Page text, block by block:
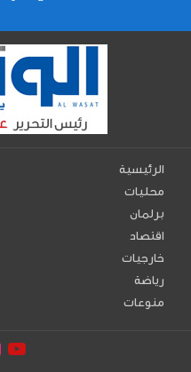
الرئيسية
محليات
برلمان
اقتصاد
خارجيات
رياضة
منوعات